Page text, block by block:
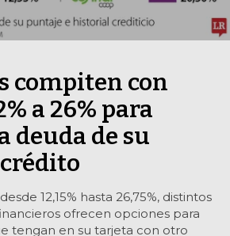
compiten con
a 26% para
deuda de su
12,15% hasta 26,75%, distintos
ofrecen opciones para
tengan en su tarjeta con otro